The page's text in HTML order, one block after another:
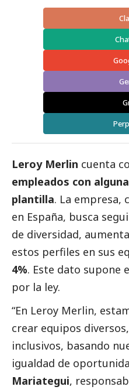
Leroy Merlin cuenta
empleados con
plantilla. La empresa,
en España, busca
de diversidad,
estos perfiles en sus
4%. Este dato supone
por la ley.
“En Leroy Merlin,
crear equipos
inclusivos, basando
igualdad de
Mariategui,